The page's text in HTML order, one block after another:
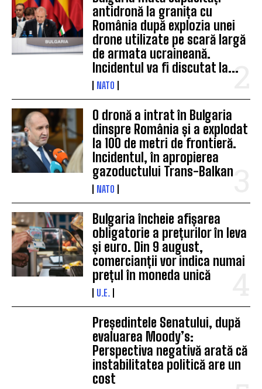
antidronă la granița cu
România după explozia unei
drone utilizate pe scară largă
de armata ucraineană.
Incidentul va fi discutat la...
NATO
O dronă a intrat în Bulgaria
dinspre România și a explodat
la 100 de metri de frontieră.
Incidentul, în apropierea
gazoductului Trans-Balkan
NATO
Bulgaria încheie afișarea
obligatorie a prețurilor în leva
și euro. Din 9 august,
comercianții vor indica numai
prețul în moneda unică
U.E.
Președintele Senatului, după
evaluarea Moody’s:
Perspectiva negativă arată că
instabilitatea politică are un
cost